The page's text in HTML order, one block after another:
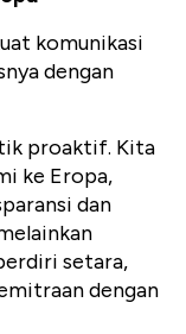
komunikasi
dengan
proaktif. Kita
ke Eropa,
dan
setara,
dengan